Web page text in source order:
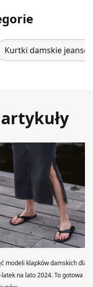
Kurtki damskie
modeli klapków damskich dla
latek na lato 2024. To gotowa